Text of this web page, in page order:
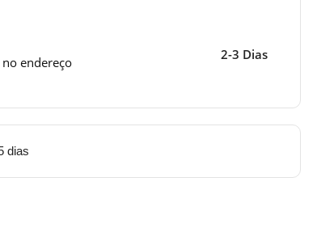
endereço
2-3 Dias
dias